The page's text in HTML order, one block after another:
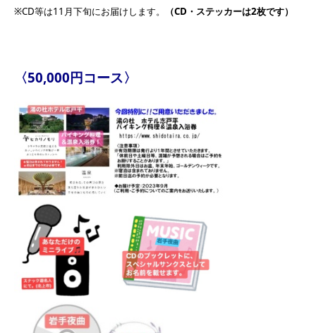
※CD等は11月下旬にお届けします。 （CD・ステッカーは2枚です）
〈50,000円コース〉